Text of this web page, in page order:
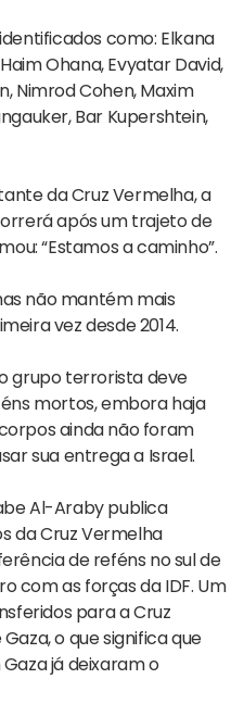
como: Elkana
Ohana, Evyatar David,
Nimrod Cohen, Maxim
Bar Kupershtein,
da Cruz Vermelha, a
após um trajeto de
“Estamos a caminho”.
não mantém mais
vez desde 2014.
grupo terrorista deve
mortos, embora haja
ainda não foram
sua entrega a Israel.
Al-Araby publica
da Cruz Vermelha
de reféns no sul de
com as forças da IDF. Um
para a Cruz
o que significa que
já deixaram o